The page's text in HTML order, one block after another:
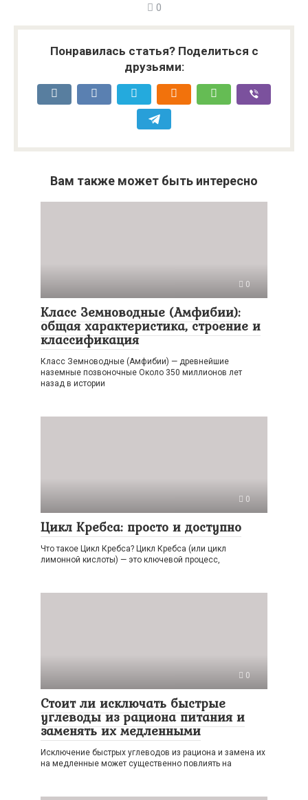
0
Понравилась статья? Поделиться с
друзьями:
Вам также может быть интересно
0
Класс Земноводные (Амфибии):
общая характеристика, строение и
классификация
Класс Земноводные (Амфибии) — древнейшие
наземные позвоночные Около 350 миллионов лет
назад в истории
0
Цикл Кребса: просто и доступно
Что такое Цикл Кребса? Цикл Кребса (или цикл
лимонной кислоты) — это ключевой процесс,
0
Стоит ли исключать быстрые
углеводы из рациона питания и
заменять их медленными
Исключение быстрых углеводов из рациона и замена их
на медленные может существенно повлиять на